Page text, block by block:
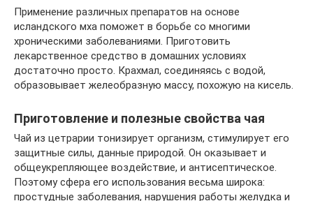
Применение различных препаратов на основе
исландского мха поможет в борьбе со многими
хроническими заболеваниями. Приготовить
лекарственное средство в домашних условиях
достаточно просто. Крахмал, соединяясь с водой,
образовывает желеобразную массу, похожую на кисель.
Приготовление и полезные свойства чая
Чай из цетрарии тонизирует организм, стимулирует его
защитные силы, данные природой. Он оказывает и
общеукрепляющее воздействие, и антисептическое.
Поэтому сфера его использования весьма широка:
простудные заболевания, нарушения работы желудка и